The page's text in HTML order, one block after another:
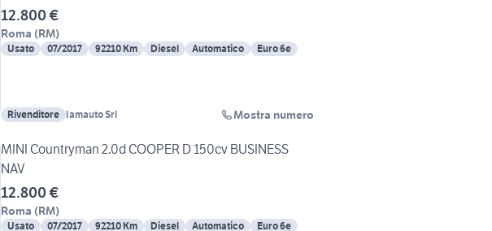
12.800 €
Roma (RM)
Usato 07/2017 92210 Km Diesel Automatico Euro 6e
Rivenditore Iamauto Srl Mostra numero
MINI Countryman 2.0d COOPER D 150cv BUSINESS
NAV
12.800 €
Roma (RM)
Usato 07/2017 92210 Km Diesel Automatico Euro 6e